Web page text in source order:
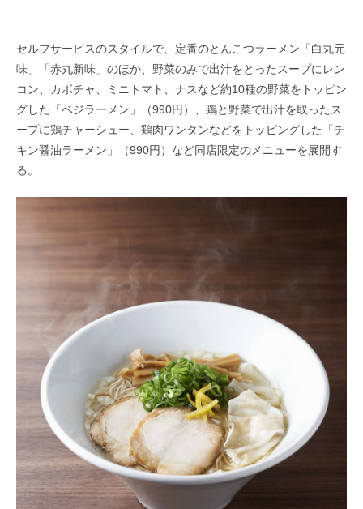
セルフサービスのスタイルで、定番のとんこつラーメン「白丸元
味」「赤丸新味」のほか、野菜のみで出汁をとったスープにレン
コン、カボチャ、ミニトマト、ナスなど約10種の野菜をトッピン
グした「ベジラーメン」（990円）、鶏と野菜で出汁を取ったス
ープに鶏チャーシュー、鶏肉ワンタンなどをトッピングした「チ
キン醤油ラーメン」（990円）など同店限定のメニューを展開す
る。